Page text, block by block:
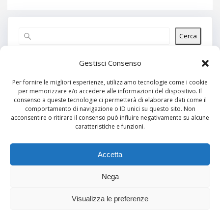
Gestisci Consenso
Per fornire le migliori esperienze, utilizziamo tecnologie come i cookie
per memorizzare e/o accedere alle informazioni del dispositivo. Il
consenso a queste tecnologie ci permetterà di elaborare dati come il
comportamento di navigazione o ID unici su questo sito. Non
acconsentire o ritirare il consenso può influire negativamente su alcune
caratteristiche e funzioni.
Accetta
Nega
Visualizza le preferenze
Cerca
Articoli recenti
Commenti recenti
Nessun commento da mostrare.
Nessun archivio da mostrare.
Categorie
Nessuna categoria